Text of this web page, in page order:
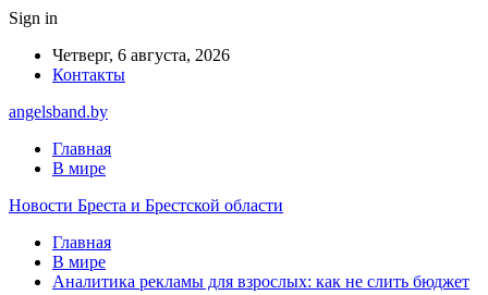
Sign in
Четверг, 6 августа, 2026
Контакты
angelsband.by
Главная
В мире
Новости Бреста и Брестской области
Главная
В мире
Аналитика рекламы для взрослых: как не слить бюджет